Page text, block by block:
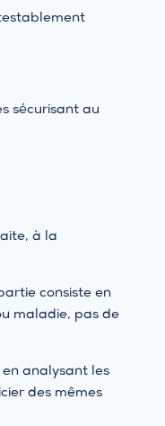
sécurisant au
à la
consiste en
maladie, pas de
analysant les
des mêmes